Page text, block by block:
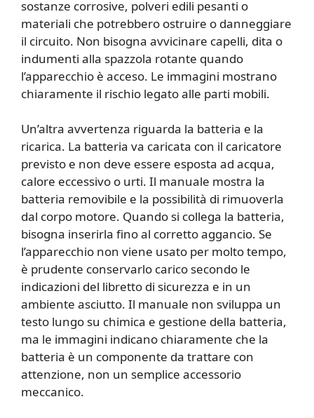
sostanze corrosive, polveri edili pesanti o
materiali che potrebbero ostruire o danneggiare
il circuito. Non bisogna avvicinare capelli, dita o
indumenti alla spazzola rotante quando
l’apparecchio è acceso. Le immagini mostrano
chiaramente il rischio legato alle parti mobili.
Un’altra avvertenza riguarda la batteria e la
ricarica. La batteria va caricata con il caricatore
previsto e non deve essere esposta ad acqua,
calore eccessivo o urti. Il manuale mostra la
batteria removibile e la possibilità di rimuoverla
dal corpo motore. Quando si collega la batteria,
bisogna inserirla fino al corretto aggancio. Se
l’apparecchio non viene usato per molto tempo,
è prudente conservarlo carico secondo le
indicazioni del libretto di sicurezza e in un
ambiente asciutto. Il manuale non sviluppa un
testo lungo su chimica e gestione della batteria,
ma le immagini indicano chiaramente che la
batteria è un componente da trattare con
attenzione, non un semplice accessorio
meccanico.